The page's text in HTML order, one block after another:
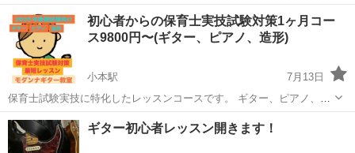
い。 入会金3,000円・月謝8000円(4回) 回数により月謝は変わります。
月1回 2500円 月2回 5000円 月3回 7000円 ...
愛知 日進市 ギター レッスン
初心者からの保育士実技試験対策1ヶ月コー
ス9800円〜(ギター、ピアノ、造形)
小本駅
7月13日
保育士試験実技に特化したレッスンコースです。 ギター、ピアノ、造
形の3コースで、 週１回40分、最短1ヶ月9800円からのご案内です。
(造形は週１回30分1ヶ月5500円) ※技術取得には個人差や自宅復習の有
無によって差異...
愛知 名古屋市 小本駅 実技試験
ギター初心者レッスン開きます！